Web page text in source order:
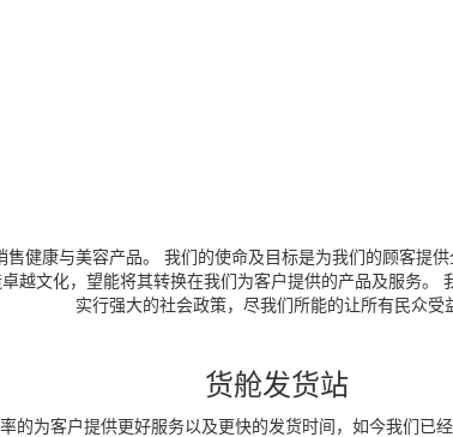
健康与美容产品。 我们的使命及目标是为我们的顾客提
越文化，望能将其转换在我们为客户提供的产品及服务。
实行强大的社会政策，尽我们所能的让所有民众受
货舱发货站
的为客户提供更好服务以及更快的发货时间，如今我们已